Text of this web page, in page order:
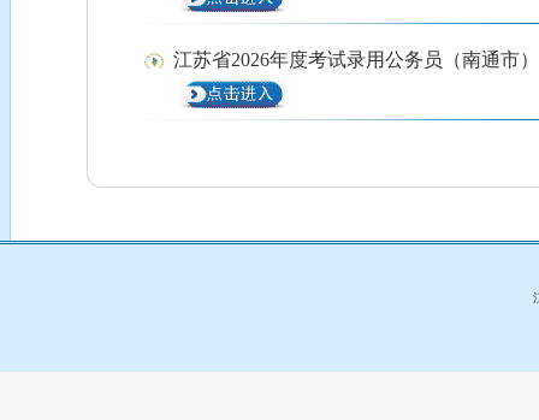
江苏省2026年度考试录用公务员（南通市